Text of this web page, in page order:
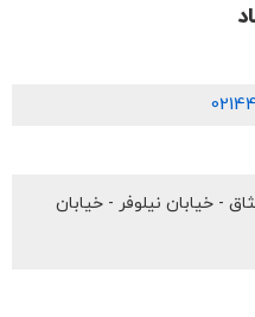
- خیابان نیلوفر - خیابان